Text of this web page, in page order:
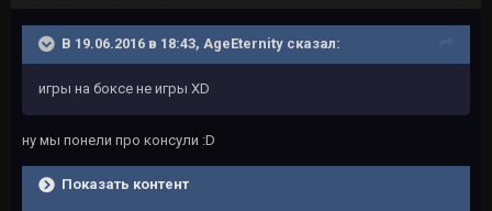
В 19.06.2016 в 18:43, AgeEternity сказал:
игры на боксе не игры XD
ну мы понели про консули :D
Показать контент